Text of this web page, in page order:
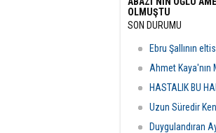
OLMUŞTU
SON DURUMU
Ebru Şallının
Ahmet Kaya'nın
HASTALIK BU
Uzun Süredir
Duygulandıran